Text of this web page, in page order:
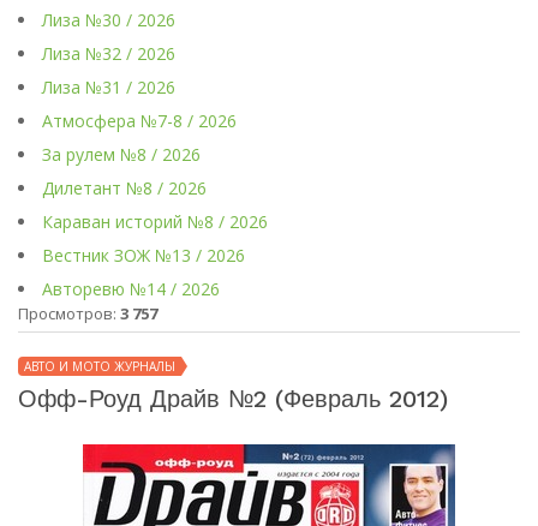
Лиза №30 / 2026
Лиза №32 / 2026
Лиза №31 / 2026
Атмосфера №7-8 / 2026
За рулем №8 / 2026
Дилетант №8 / 2026
Караван историй №8 / 2026
Вестник ЗОЖ №13 / 2026
Авторевю №14 / 2026
Просмотров: 3 757
АВТО И МОТО ЖУРНАЛЫ
Офф-Роуд Драйв №2 (февраль 2012)